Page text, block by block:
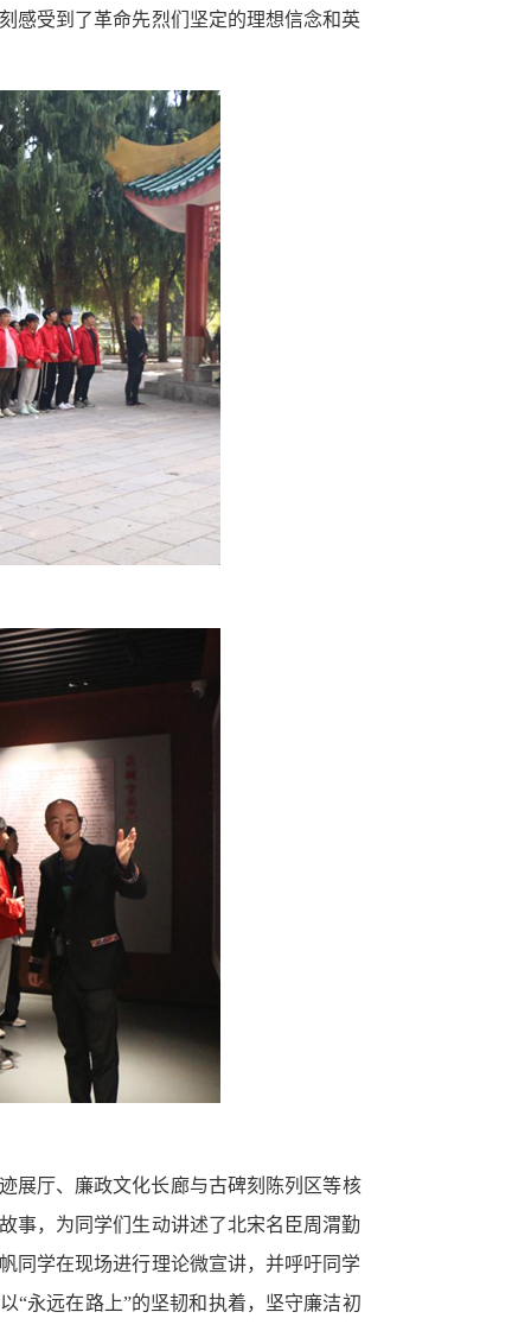
感受到了革命先烈们坚定的理想信念和英
展厅、廉政文化长廊与古碑刻陈列区等核
事，为同学们生动讲述了北宋名臣周渭勤
同学在现场进行理论微宣讲，并呼吁同学
“永远在路上”的坚韧和执着，坚守廉洁初